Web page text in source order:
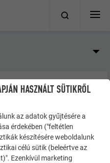
HASZNÁLT SÜTIKRŐL
az adatok gyűjtésére a
érdekében ("feltétlen
készítésére weboldalunk
célú sütik (beleértve az
Ezenkívül marketing